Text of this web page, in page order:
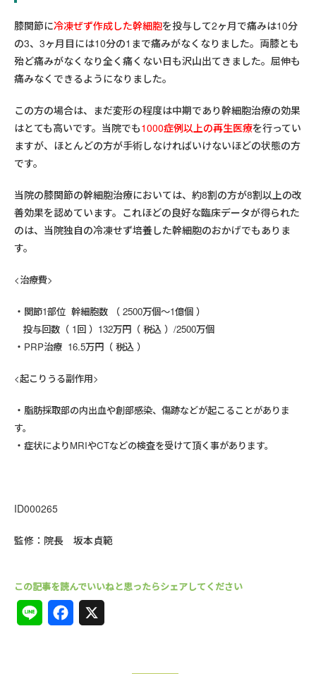
膝関節に冷凍ぜず作成した幹細胞を投与して2ヶ月で痛みは10分
の3、3ヶ月目には10分の1まで痛みがなくなりました。両膝とも
殆ど痛みがなくなり全く痛くない日も沢山出てきました。屈伸も
痛みなくできるようになりました。
この方の場合は、まだ変形の程度は中期であり幹細胞治療の効果
はとても高いです。当院でも1000症例以上の再生医療を行ってい
ますが、ほとんどの方が手術しなければいけないほどの状態の方
です。
当院の膝関節の幹細胞治療においては、約8割の方が8割以上の改
善効果を認めています。これほどの良好な臨床データが得られた
のは、当院独自の冷凍せず培養した幹細胞のおかげでもありま
す。
<治療費>
関節1部位 幹細胞数 （ 2500万個～1億個 ）
投与回数（ 1回 ）132万円（ 税込 ）/2500万個
PRP治療 16.5万円（ 税込 ）
<起こりうる副作用>
脂肪採取部の内出血や創部感染、傷跡などが起こることがありま
す。
症状によりMRIやCTなどの検査を受けて頂く事があります。
ID000265
監修：院長 坂本貞範